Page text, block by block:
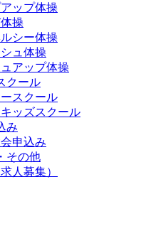
ップ体操
操
シー体操
ュ体操
アップ体操
クール
スクール
ッズスクール
み
申込み
その他
人募集）